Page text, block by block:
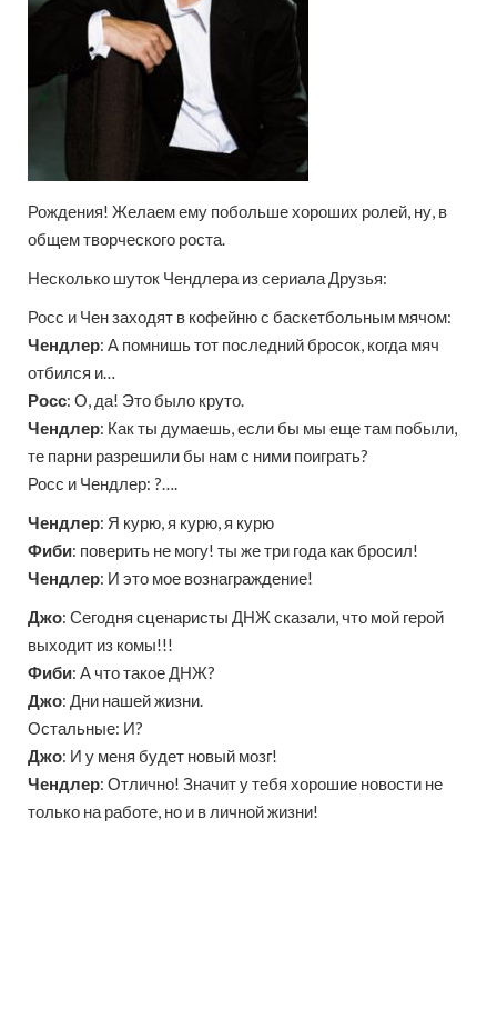
Рождения! Желаем ему побольше хороших ролей, ну, в
общем творческого роста.
Несколько шуток Чендлера из сериала Друзья:
Росс и Чен заходят в кофейню с баскетбольным мячом:
Чендлер: А помнишь тот последний бросок, когда мяч
отбился и…
Росс: О, да! Это было круто.
Чендлер: Как ты думаешь, если бы мы еще там побыли,
те парни разрешили бы нам с ними поиграть?
Росс и Чендлер: ?….
Чендлер: Я курю, я курю, я курю
Фиби: поверить не могу! ты же три года как бросил!
Чендлер: И это мое вознаграждение!
Джо: Сегодня сценаристы ДНЖ сказали, что мой герой
выходит из комы!!!
Фиби: А что такое ДНЖ?
Джо: Дни нашей жизни.
Остальные: И?
Джо: И у меня будет новый мозг!
Чендлер: Отлично! Значит у тебя хорошие новости не
только на работе, но и в личной жизни!